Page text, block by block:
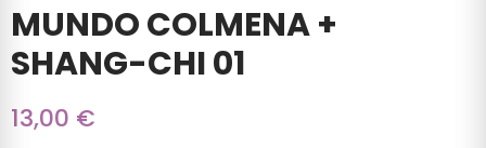
MUNDO COLMENA +
SHANG-CHI 01
13,00 €